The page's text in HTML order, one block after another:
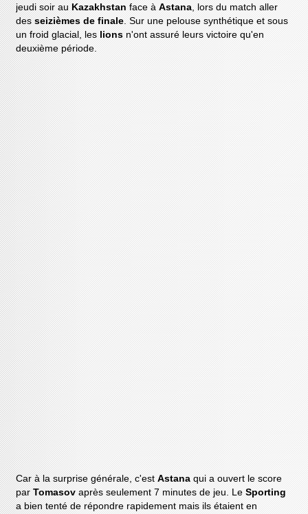
jeudi soir au Kazakhstan face àAstana, lors du match aller
desseizièmes de finale. Sur une pelouse synthétique et sous
un froid glacial, les lions n'ont assuré leurs victoire qu'en
deuxième période.
Car à la surprise générale, c'estAstana qui a ouvert le score
parTomasov après seulement 7 minutes de jeu. LeSporting
a bien tenté de répondre rapidement mais ils étaient en